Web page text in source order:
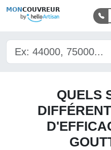
MON COUVREUR
QUELS